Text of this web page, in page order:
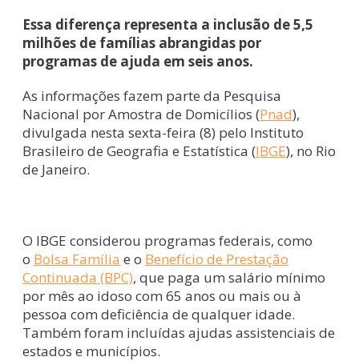
Essa diferença representa a inclusão de 5,5
milhões de famílias abrangidas por
programas de ajuda em seis anos.
As informações fazem parte da Pesquisa
Nacional por Amostra de Domicílios (Pnad),
divulgada nesta sexta-feira (8) pelo Instituto
Brasileiro de Geografia e Estatística (IBGE), no Rio
de Janeiro.
O IBGE considerou programas federais, como
o Bolsa Família e o Benefício de Prestação
Continuada (BPC), que paga um salário mínimo
por mês ao idoso com 65 anos ou mais ou à
pessoa com deficiência de qualquer idade.
Também foram incluídas ajudas assistenciais de
estados e municípios.